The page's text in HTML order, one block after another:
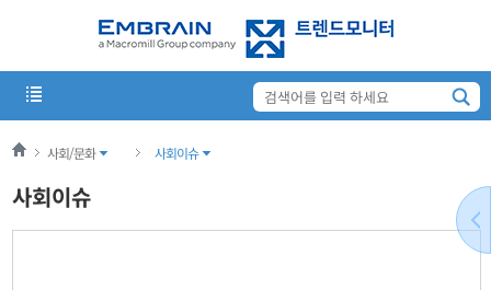
사회/문화 사회이슈
사회이슈